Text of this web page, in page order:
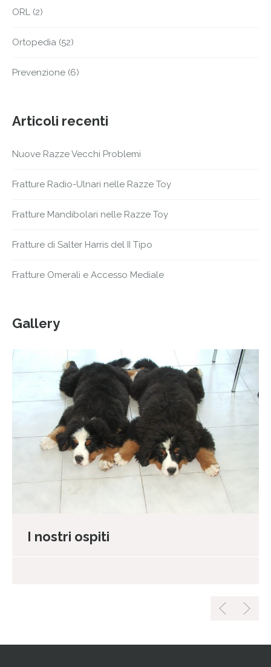
ORL (2)
Ortopedia (52)
Prevenzione (6)
Articoli recenti
Nuove Razze Vecchi Problemi
Fratture Radio-Ulnari nelle Razze Toy
Fratture Mandibolari nelle Razze Toy
Fratture di Salter Harris del II Tipo
Fratture Omerali e Accesso Mediale
Gallery
I nostri ospiti